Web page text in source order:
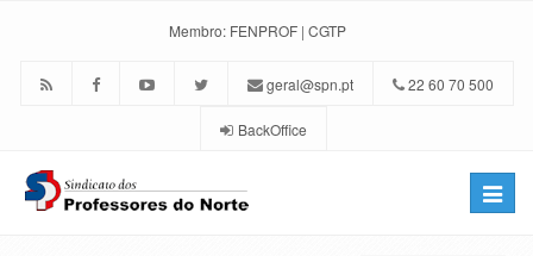
Membro: FENPROF | CGTP
geral@spn.pt 22 60 70 500
BackOffice
Toggle